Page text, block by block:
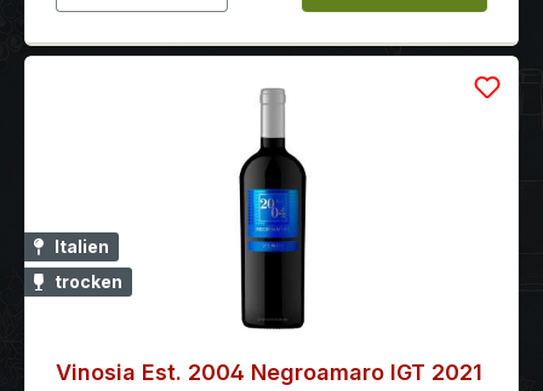
Italien
trocken
Vinosia Est. 2004 Negroamaro IGT 2021